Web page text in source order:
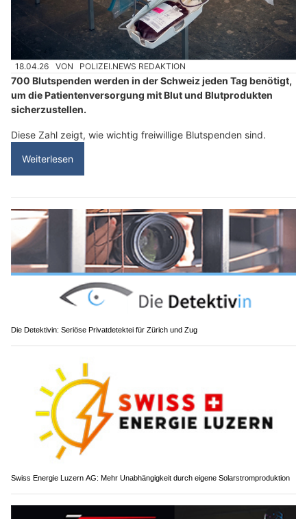
18.04.26 VON POLIZEI.NEWS REDAKTION
700 Blutspenden werden in der Schweiz jeden Tag benötigt,
um die Patientenversorgung mit Blut und Blutprodukten
sicherzustellen.
Diese Zahl zeigt, wie wichtig freiwillige Blutspenden sind.
Weiterlesen
Die Detektivin: Seriöse Privatdetektei für Zürich und Zug
Swiss Energie Luzern AG: Mehr Unabhängigkeit durch eigene Solarstromproduktion